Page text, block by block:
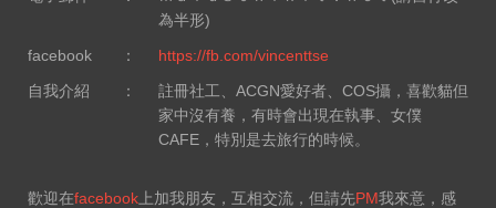
為半形)
facebook
：
https://fb.com/vincenttse
自我介紹
：
註冊社工、ACGN愛好者、COS攝，喜歡貓但
家中沒有養，有時會出現在執事、女僕
CAFE，特別是去旅行的時候。
歡迎在facebook 上加我朋友，互相交流，但請先PM我來意，感